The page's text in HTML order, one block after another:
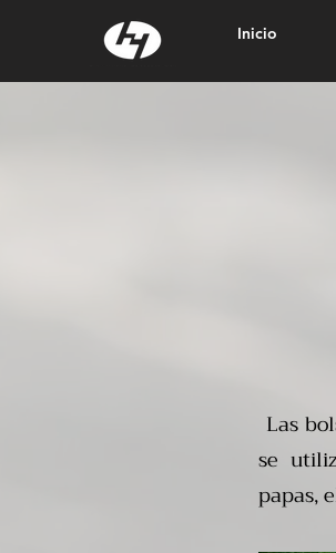
Inicio
Las
se
papas,